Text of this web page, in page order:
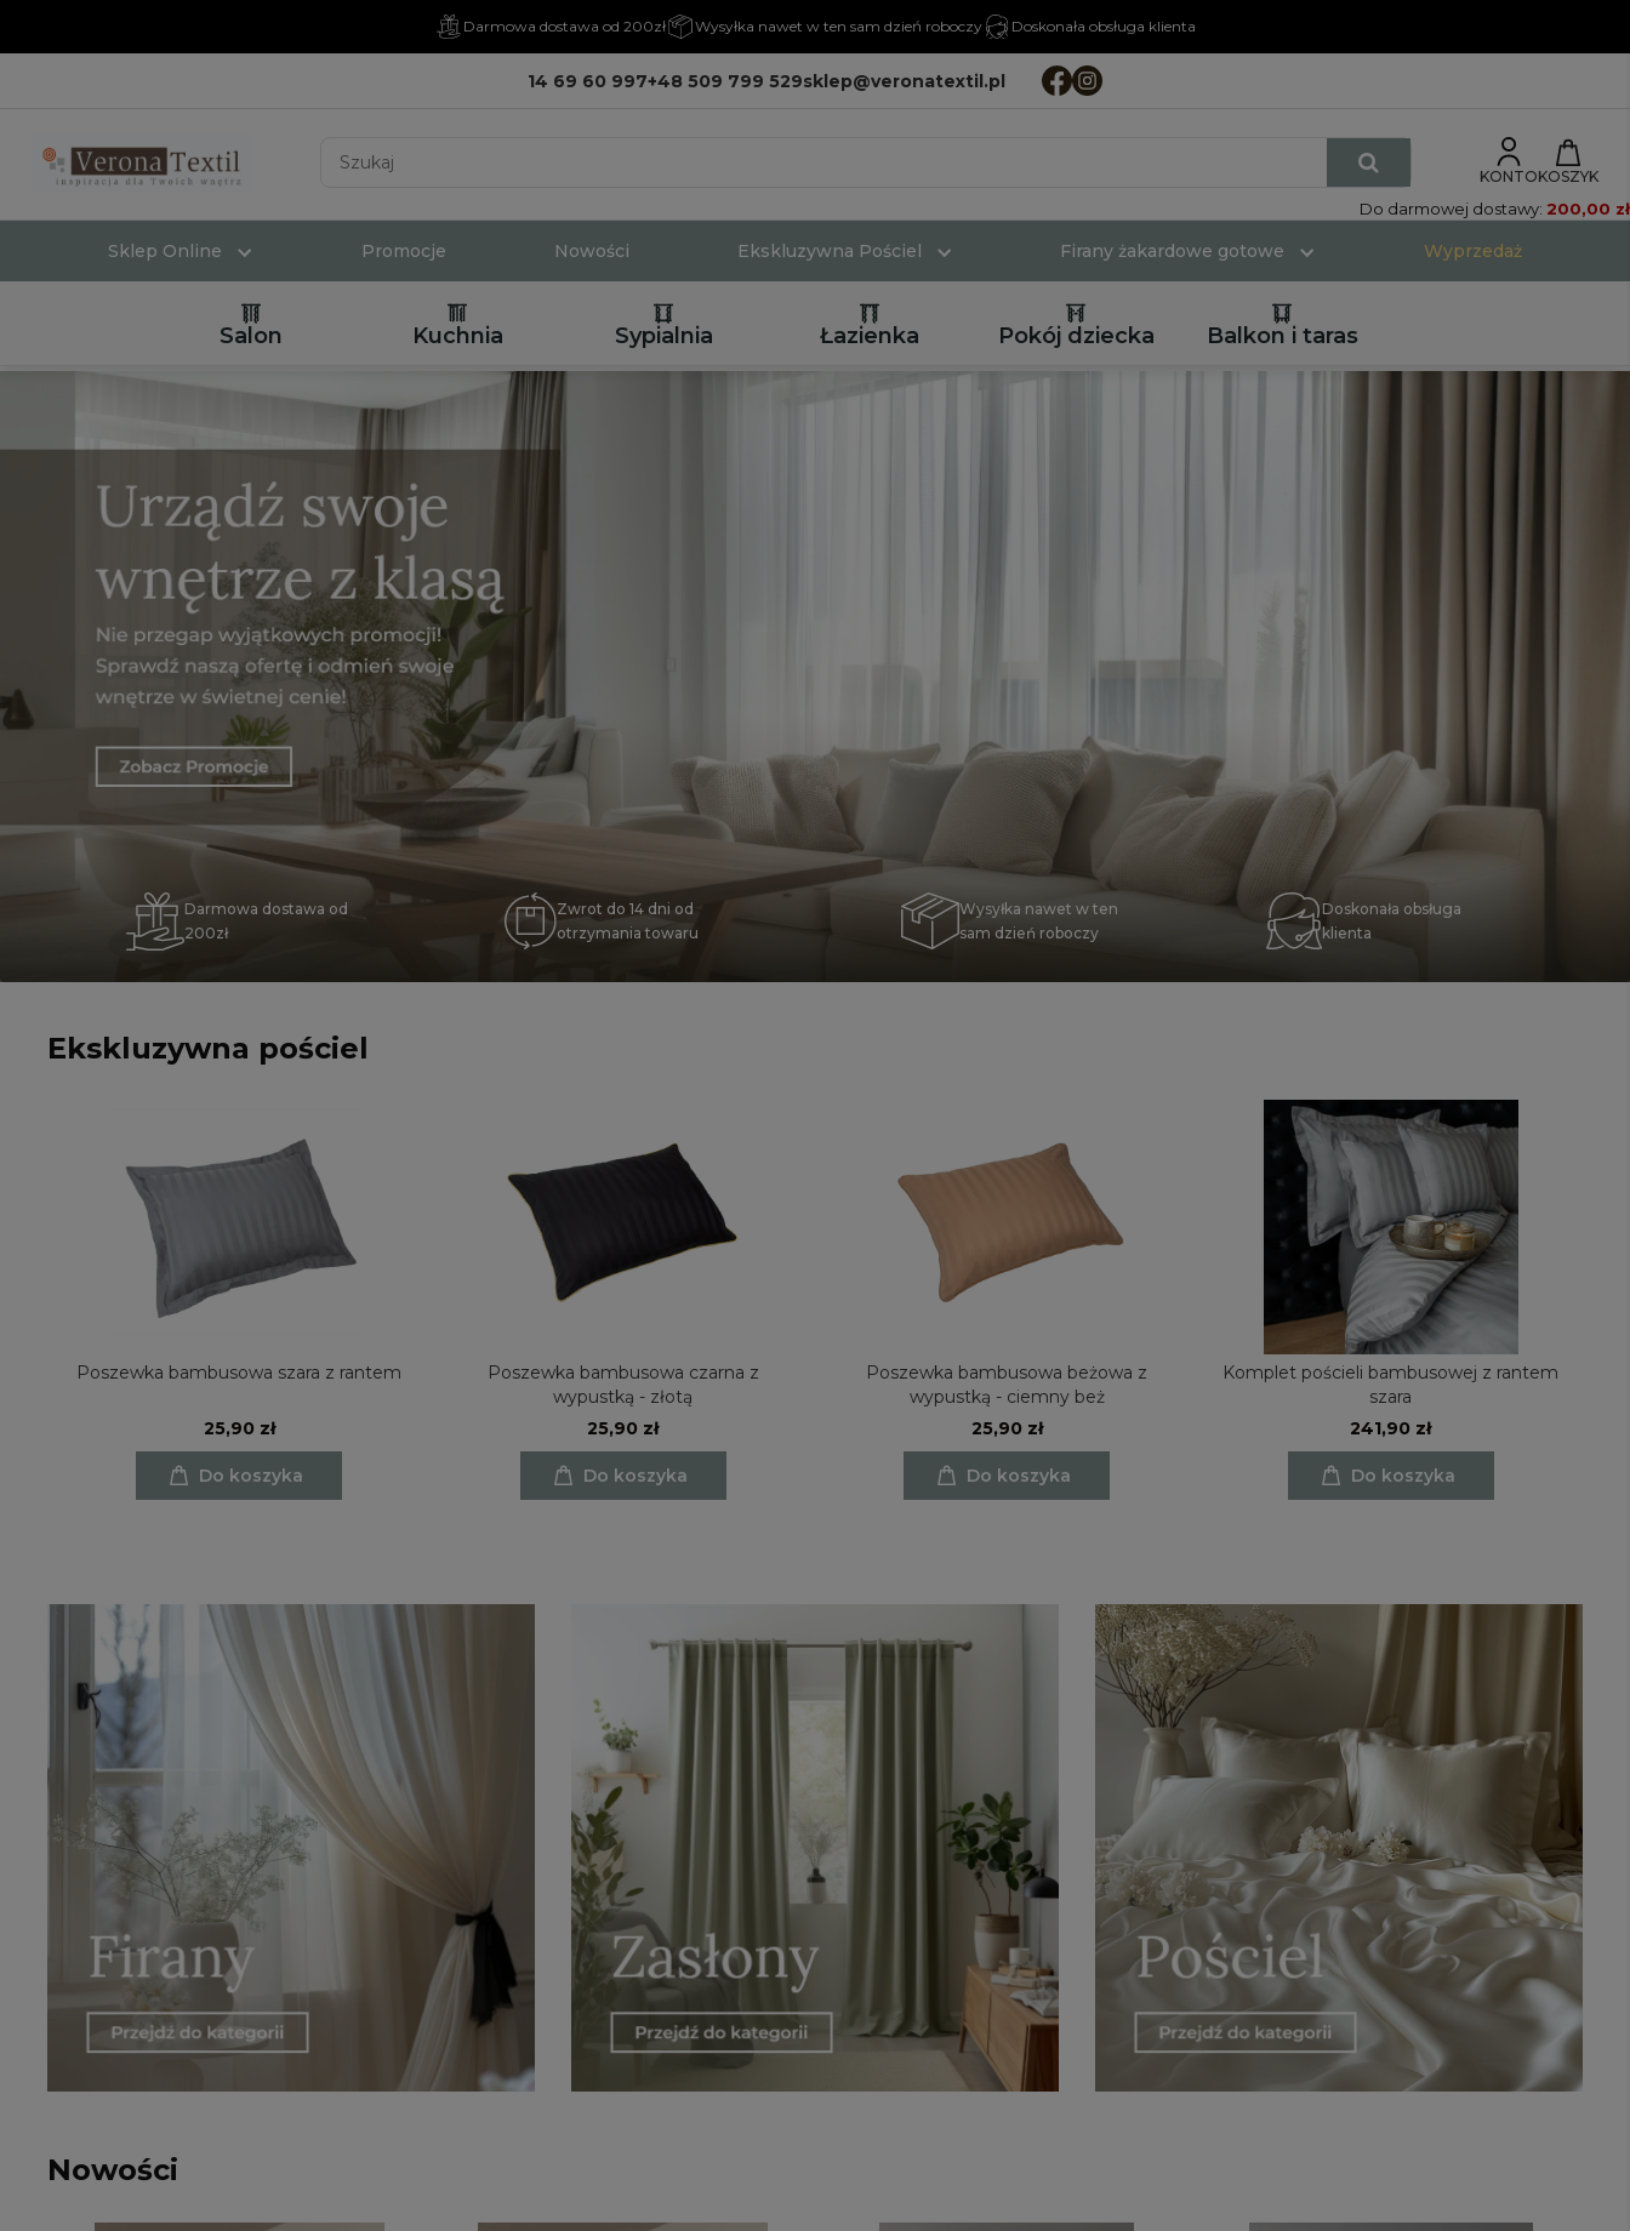
Darmowa dostawa od 200zł Wysyłka nawet w ten sam dzień roboczy Doskonała obsługa klienta
14 69 60 997+48 509 799 529sklep@veronatextil.pl
KONTOKOSZYK
Do darmowej dostawy: 200,00 zł
Sklep Online Promocje Nowości Ekskluzywna Pościel Firany żakardowe gotowe Wyprzedaż
Salon Kuchnia Sypialnia Łazienka Pokój dziecka Balkon i taras
Darmowa dostawa od
200zł
Zwrot do 14 dni od
otrzymania towaru
Wysyłka nawet w ten
sam dzień roboczy
Doskonała obsługa
klienta
Ekskluzywna pościel
Poszewka bambusowa szara z rantem
25,90 zł
Do koszyka
Poszewka bambusowa czarna z
wypustką - złotą
25,90 zł
Do koszyka
Poszewka bambusowa beżowa z
wypustką - ciemny beż
25,90 zł
Do koszyka
Komplet pościeli bambusowej z rantem
szara
241,90 zł
Do koszyka
Nowości